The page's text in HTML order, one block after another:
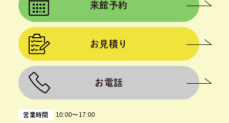
営業時間 10:00〜17:00
来館予約
お見積り
お電話